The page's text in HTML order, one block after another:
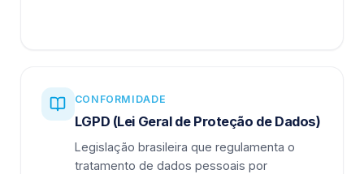
CONFORMIDADE
LGPD (Lei Geral de Proteção de Dados)
Legislação brasileira que regulamenta o
tratamento de dados pessoais por